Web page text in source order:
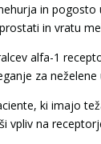
in
in vratu
alfa-1
za
ki imajo
vpliv na